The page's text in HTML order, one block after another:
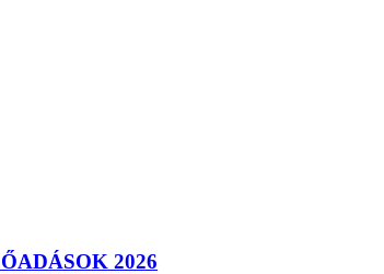
2026